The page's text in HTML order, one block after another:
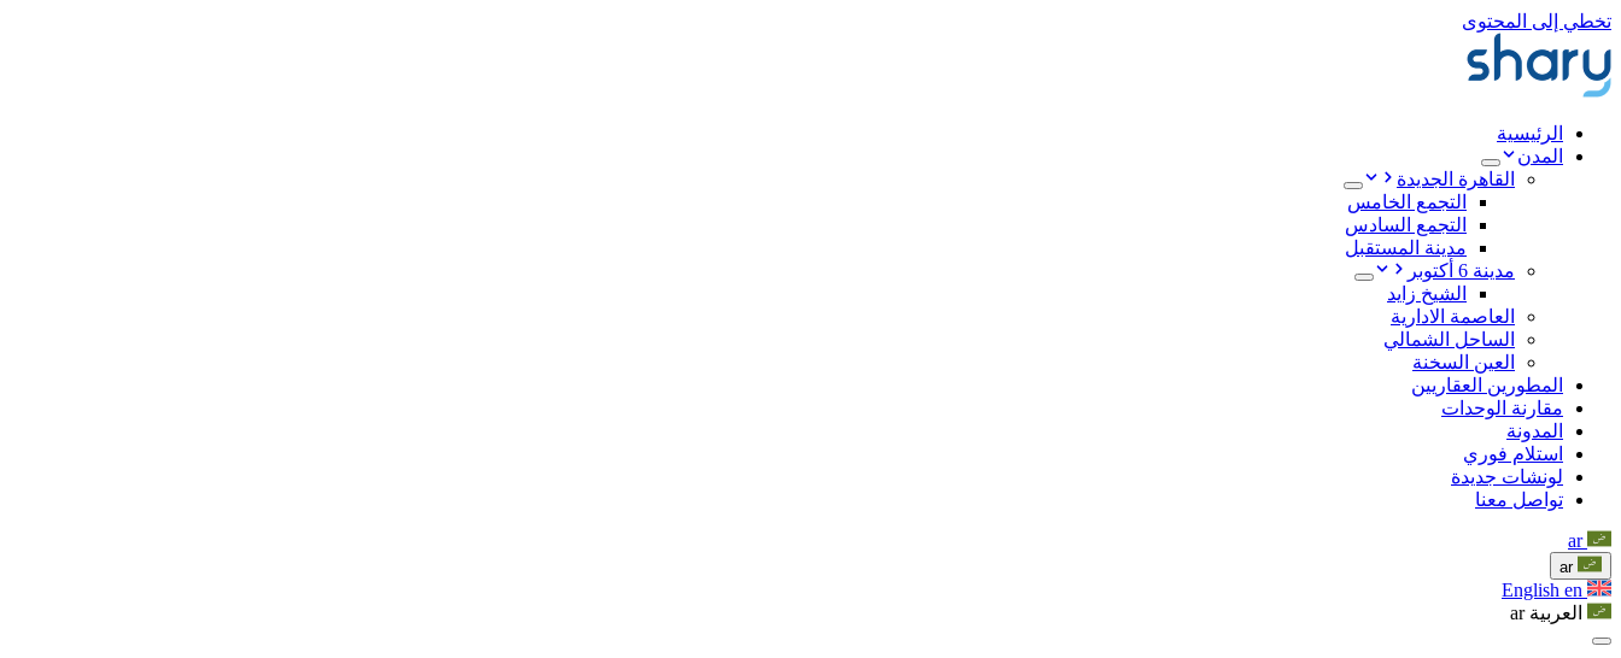
تخطي إلى المحتوى
الرئيسية
المدن
القاهرة الجديدة
التجمع الخامس
التجمع السادس
مدينة المستقبل
مدينة 6 أكتوبر
الشيخ زايد
العاصمة الادارية
الساحل الشمالي
العين السخنة
المطورين العقاريين
مقارنة الوحدات
المدونة
استلام فوري
لونشات جديدة
تواصل معنا
ar
ar
English en
العربية ar